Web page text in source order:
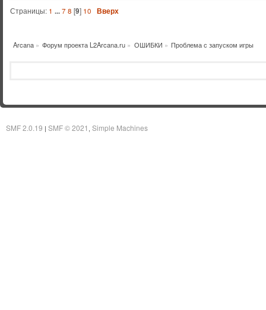
Страницы: 1 ...7 8 [9] 10 Вверх
Arcana» Форум проекта L2Arcana.ru » ОШИБКИ » Проблема с запуском игры
SMF 2.0.19 | SMF © 2021 Simple Machines